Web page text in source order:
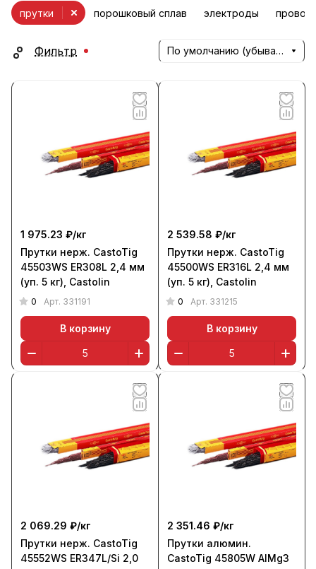
порошковый сплав
электроды
прутки
Фильтр По умолчанию (убывание)
1 975.23 ₽/кг
Прутки нерж. CastoTig
45503WS ER308L 2,4 мм
(уп. 5 кг), Castolin
0 Арт. 331191
В корзину
2 539.58 ₽/кг
Прутки нерж. CastoTig
45500WS ER316L 2,4 мм
(уп. 5 кг), Castolin
0 Арт. 331215
В корзину
2 069.29 ₽/кг
Прутки нерж. CastoTig
45552WS ER347L/Si 2,0
2 351.46 ₽/кг
Прутки алюмин.
CastoTig 45805W AlMg3